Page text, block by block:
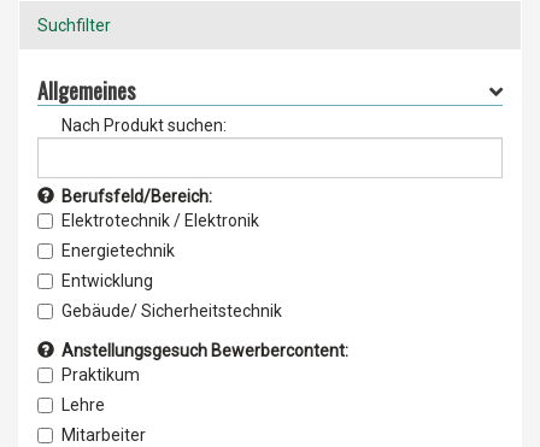
Suchfilter
Allgemeines
Nach Produkt suchen:
Berufsfeld/Bereich:
Elektrotechnik / Elektronik
Energietechnik
Entwicklung
Gebäude/ Sicherheitstechnik
Konstruktion /CAD
Kunststofftechnik
Maschinenbau
Technische Dokumentation
Anstellungsgesuch Bewerbercontent:
Praktikum
Lehre
Mitarbeiter